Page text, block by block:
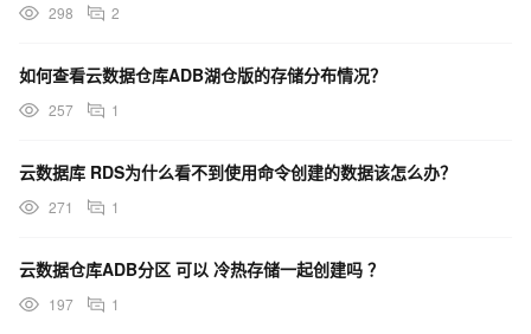
298 2
如何查看云数据仓库ADB湖仓版的存储分布情况？
257 1
云数据库 RDS为什么看不到使用命令创建的数据该怎么办？
271 1
云数据仓库ADB分区 可以 冷热存储一起创建吗 ？
197 1